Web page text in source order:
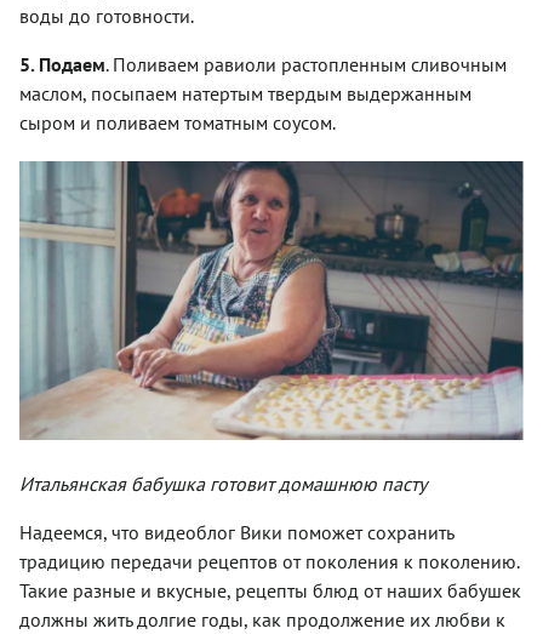
воды до готовности.
5. Подаем. Поливаем равиоли растопленным сливочным
маслом, посыпаем натертым твердым выдержанным
сыром и поливаем томатным соусом.
Итальянская бабушка готовит домашнюю пасту
Надеемся, что видеоблог Вики поможет сохранить
традицию передачи рецептов от поколения к поколению.
Такие разные и вкусные, рецепты блюд от наших бабушек
должны жить долгие годы, как продолжение их любви к